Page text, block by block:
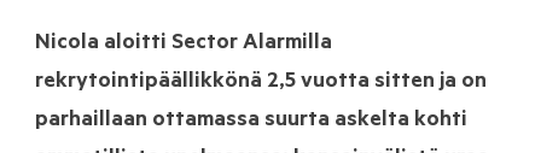
Nicola aloitti Sector Alarmilla
rekrytointipäällikkönä 2,5 vuotta sitten ja on
parhaillaan ottamassa suurta askelta kohti